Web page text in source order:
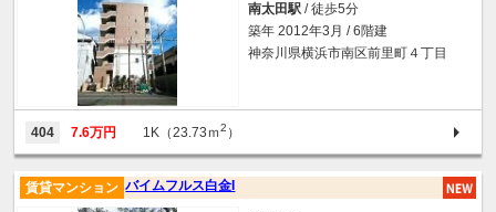
南太田駅 / 徒歩5分
築年 2012年3月 / 6階建
神奈川県横浜市南区前里町４丁目
404 7.6万円 1K（23.73ｍ2 ）
バイムフルス白金I
賃貸マンション